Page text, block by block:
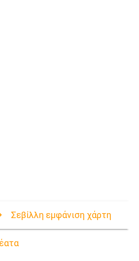
Σεβίλλη εμφάνιση χάρτη